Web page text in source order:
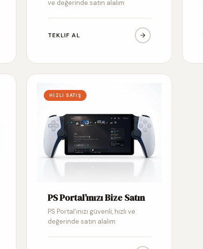
ve değerinde satın alalım
TEKLIF AL
HIZLI SATIŞ
PS Portal’ınızı Bize Satın
PS Portal’ınızı güvenli, hızlı ve
değerinde satın alalım